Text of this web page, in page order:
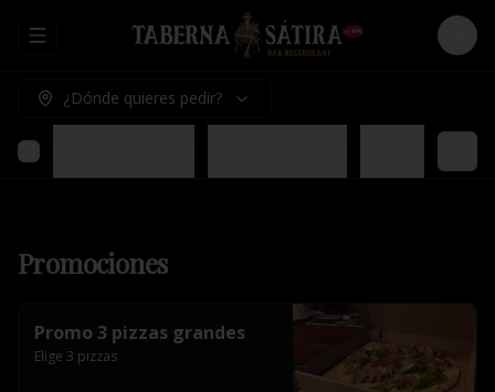
Abrir menu de navegación Login
¿Dónde quieres pedir?
Promociones
Promo 3 pizzas grandes
Elige 3 pizzas